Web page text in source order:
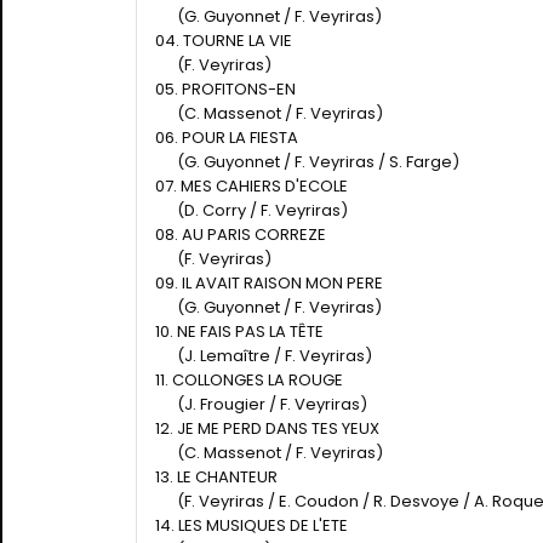
(G. Guyonnet / F. Veyriras)
04. TOURNE LA VIE
(F. Veyriras)
05. PROFITONS-EN
(C. Massenot / F. Veyriras)
06. POUR LA FIESTA
(G. Guyonnet / F. Veyriras / S. Farge)
07. MES CAHIERS D'ECOLE
(D. Corry / F. Veyriras)
08. AU PARIS CORREZE
(F. Veyriras)
09. IL AVAIT RAISON MON PERE
(G. Guyonnet / F. Veyriras)
10. NE FAIS PAS LA TÊTE
(J. Lemaître / F. Veyriras)
11. COLLONGES LA ROUGE
(J. Frougier / F. Veyriras)
12. JE ME PERD DANS TES YEUX
(C. Massenot / F. Veyriras)
13. LE CHANTEUR
(F. Veyriras / E. Coudon / R. Desvoye / A.
14. LES MUSIQUES DE L'ETE